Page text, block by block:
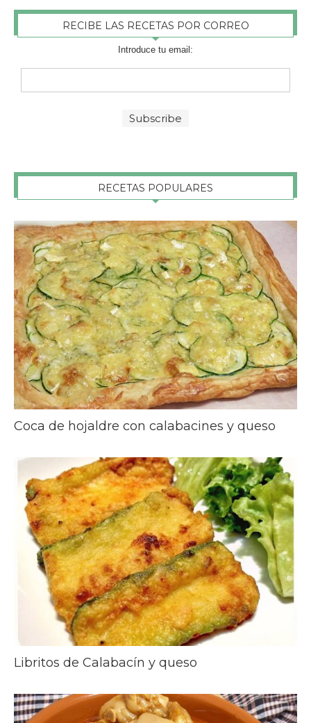
RECIBE LAS RECETAS POR CORREO
Introduce tu email:
RECETAS POPULARES
Coca de hojaldre con calabacines y queso
Libritos de Calabacín y queso